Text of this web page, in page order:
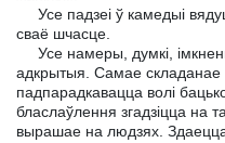
Усе падзеі ў камедыі
сваё шчасце.
Усе намеры, думкі,
адкрытыя. Самае
падпарадкавацца волі
бласлаўлення згадзіцца на
вырашае на людзях.